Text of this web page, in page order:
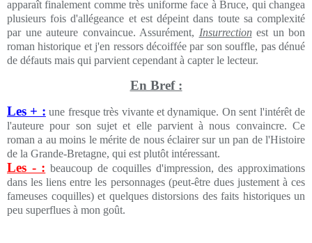
apparaît finalement comme très uniforme face à Bruce, qui changea
plusieurs fois d'allégeance et est dépeint dans toute sa complexité
par une auteure convaincue. Assurément, Insurrectionest un bon
roman historique et j'en ressors décoiffée par son souffle, pas dénué
de défauts mais qui parvient cependant à capter le lecteur.
En Bref :
Les + : une fresque très vivante et dynamique. On sent l'intérêt de
l'auteure pour son sujet et elle parvient à nous convaincre. Ce
roman a au moins le mérite de nous éclairer sur un pan de l'Histoire
de la Grande-Bretagne, qui est plutôt intéressant.
Les - : beaucoup de coquilles d'impression, des approximations
dans les liens entre les personnages (peut-être dues justement à ces
fameuses coquilles) et quelques distorsions des faits historiques un
peu superflues à mon goût.